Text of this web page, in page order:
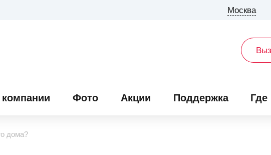
Москва
Фото Акции Поддержка Где
дома?